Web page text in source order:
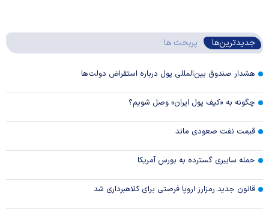
جدیدترین‌ها پربحث ها
هشدار صندوق بین‌المللی پول درباره استقراض دولت‌ها
چگونه به «کیف پول ایران» وصل شویم؟
قیمت نفت صعودی ماند
حمله سایبری گسترده به بورس آمریکا
قانون جدید رمزارز اروپا فرصتی برای کلاهبرداری شد